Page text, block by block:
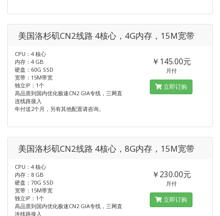
美国洛杉矶CN2线路 4核心，4G内存，15M宽带
CPU：4 核心
内存：4 GB
硬盘：60G SSD
宽带：15M带宽
独立IP：1个
高品质到国内优化极速CN2 GIA专线，三网直
连线路接入
年付送2个月，另有其他配置请咨询。
￥145.00元
月付
立即订购
美国洛杉矶CN2线路 4核心，8G内存，15M宽带
CPU：4 核心
内存：8 GB
硬盘：70G SSD
宽带：15M带宽
独立IP：1个
高品质到国内优化极速CN2 GIA专线，三网直
连线路接入
￥230.00元
月付
立即订购